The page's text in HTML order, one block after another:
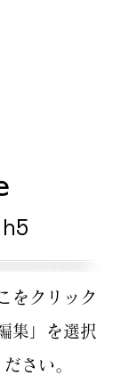
をクリック
集」を選択
さい。